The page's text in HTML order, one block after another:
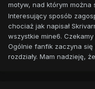
motyw, nad którym można
Interesujący sposób
chociaż jak napisał
wszystkie mine6.
Ogólnie fanfik zaczyna
rozdziały. Mam nadzieję,